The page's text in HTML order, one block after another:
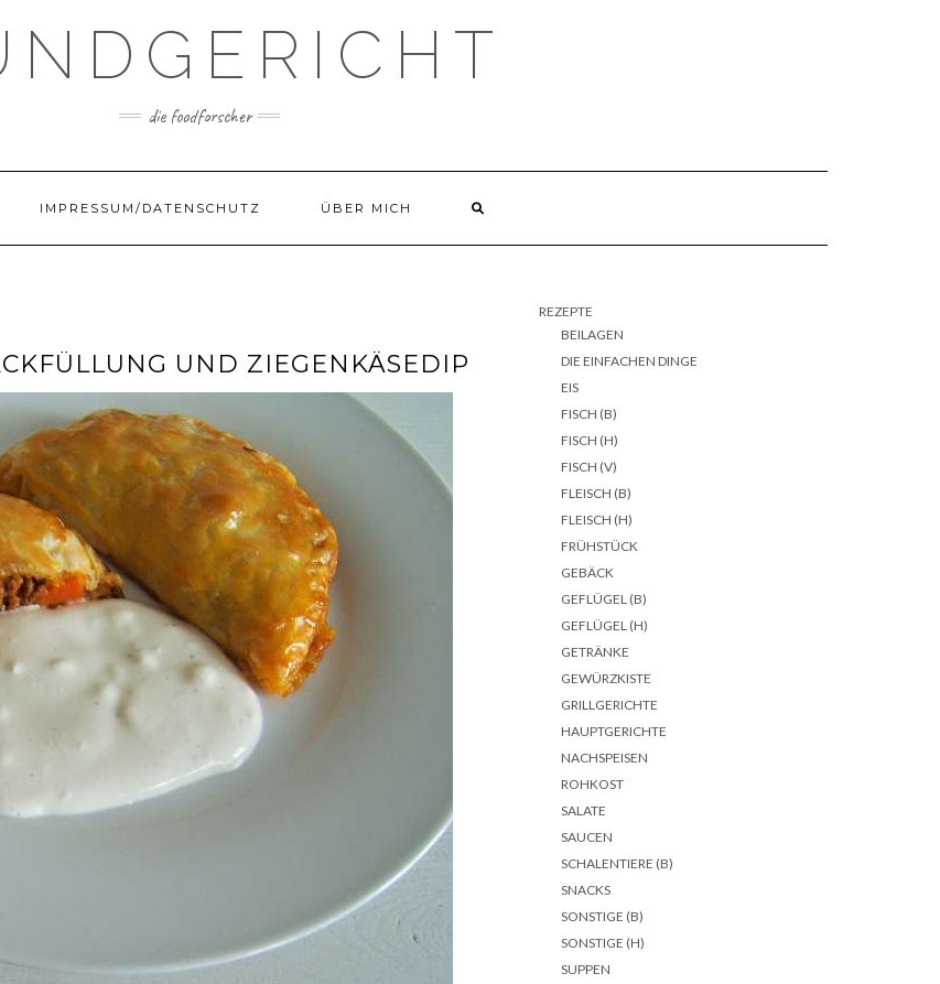
die foodforscher
IMPRESSUM/DATENSCHUTZ ÜBER MICH
UND ZIEGENKÄSEDIP
REZEPTE
BEILAGEN
DIE EINFACHEN DINGE
EIS
FISCH (B)
FISCH (H)
FISCH (V)
FLEISCH (B)
FLEISCH (H)
FRÜHSTÜCK
GEBÄCK
GEFLÜGEL (B)
GEFLÜGEL (H)
GETRÄNKE
GEWÜRZKISTE
GRILLGERICHTE
HAUPTGERICHTE
NACHSPEISEN
ROHKOST
SALATE
SAUCEN
SCHALENTIERE (B)
SNACKS
SONSTIGE (B)
SONSTIGE (H)
SUPPEN